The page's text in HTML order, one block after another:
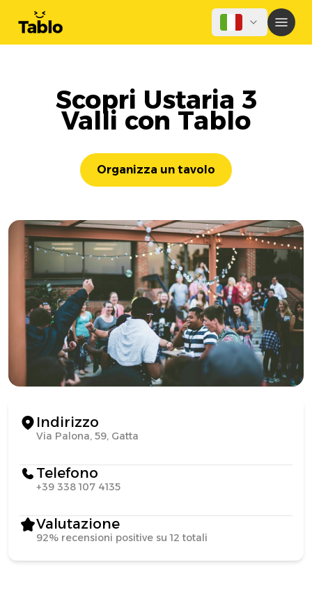
Scopri Ustaria 3
Valli con Tablo
Organizza un tavolo
Indirizzo
Via Palona, 59, Gatta
Telefono
+39 338 107 4135
Valutazione
92% recensioni positive su 12 totali